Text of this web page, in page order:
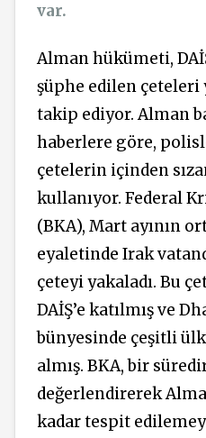
var.
Alman hükümeti,
şüphe edilen
takip ediyor. Alman
haberlere göre,
çetelerin içinden
kullanıyor. Federal
(BKA), Mart ayının
eyaletinde Irak
çeteyi yakaladı. Bu
DAİŞ’e katılmış ve
bünyesinde çeşitli
almış. BKA, bir
değerlendirerek
kadar tespit